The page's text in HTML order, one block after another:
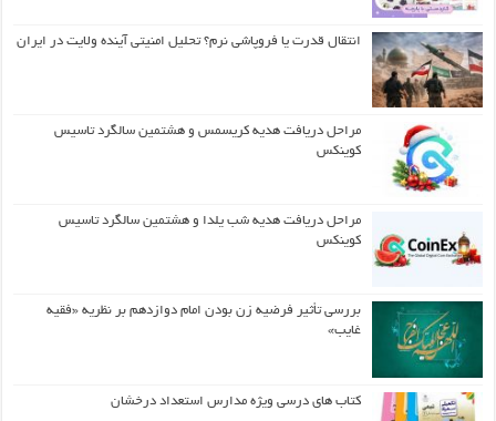
انتقال قدرت یا فروپاشی نرم؟ تحلیل امنیتی آینده ولایت در ایران
مراحل دریافت هدیه کریسمس و هشتمین سالگرد تاسیس
کوینکس
مراحل دریافت هدیه شب یلدا و هشتمین سالگرد تاسیس
کوینکس
بررسی تأثیر فرضیه زن بودن امام دوازدهم بر نظریه «فقیه
غایب»
کتاب های درسی ویژه مدارس استعداد درخشان